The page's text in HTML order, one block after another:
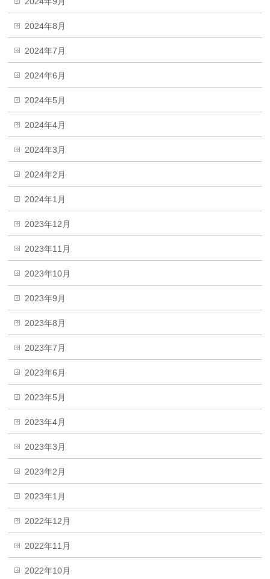
2024年8月
2024年7月
2024年6月
2024年5月
2024年4月
2024年3月
2024年2月
2024年1月
2023年12月
2023年11月
2023年10月
2023年9月
2023年8月
2023年7月
2023年6月
2023年5月
2023年4月
2023年3月
2023年2月
2023年1月
2022年12月
2022年11月
2022年10月